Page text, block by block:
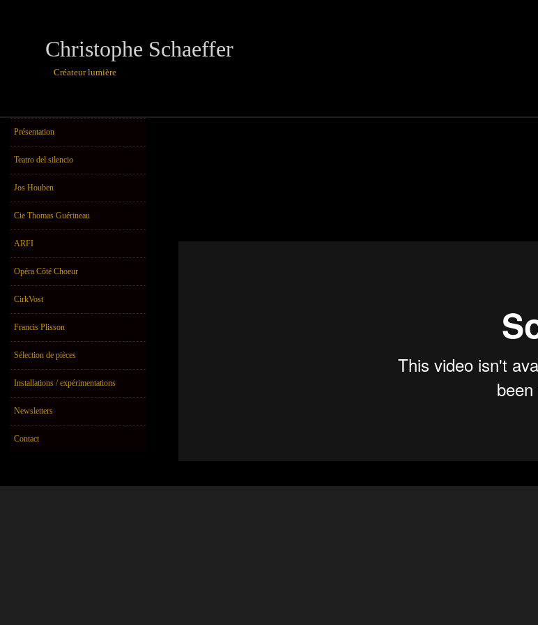
Christophe Schaeffer
Créateur lumière
Présentation
Teatro del silencio
Jos Houben
Cie Thomas Guérineau
ARFI
Opéra Côté Choeur
CirkVost
Francis Plisson
Sélection de pièces
Installations / expérimentations
Newsletters
Contact